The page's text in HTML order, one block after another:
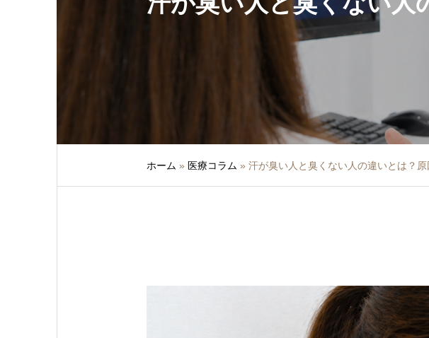
ホーム » 医療コラム » 汗が臭い人と臭くない人の違いとは？